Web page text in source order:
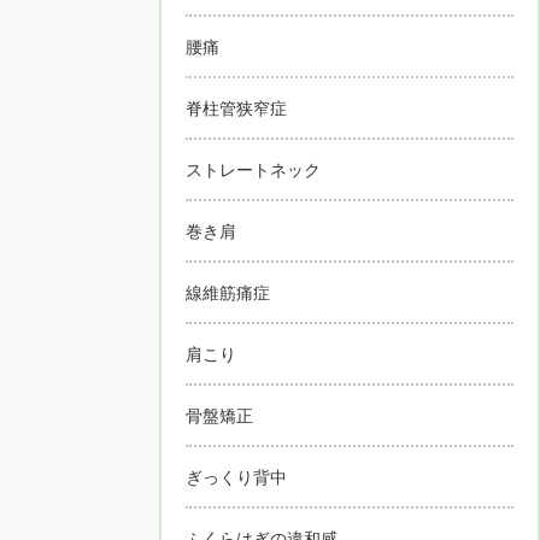
腰痛
脊柱管狭窄症
ストレートネック
巻き肩
線維筋痛症
肩こり
骨盤矯正
ぎっくり背中